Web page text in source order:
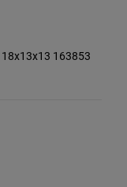
163853